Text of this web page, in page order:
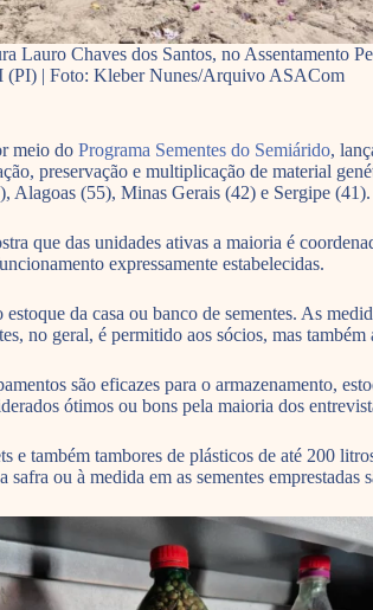
Lauro Chaves dos Santos, no Assentamento
(PI) | Foto: Kleber Nunes/Arquivo ASACom
meio do Programa Sementes do Semiárido,
preservação e multiplicação de material
Alagoas (55), Minas Gerais (42) e Sergipe (41).
que das unidades ativas a maioria é
expressamente estabelecidas.
da casa ou banco de sementes. As
no geral, é permitido aos sócios, mas
são eficazes para o armazenamento,
ótimos ou bons pela maioria dos
e também tambores de plásticos de até 200
ou à medida em as sementes emprestadas